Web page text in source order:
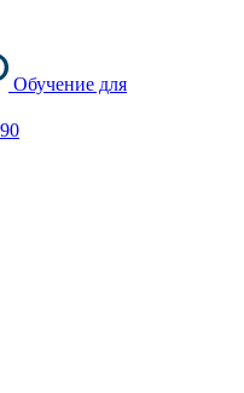
Обучение для